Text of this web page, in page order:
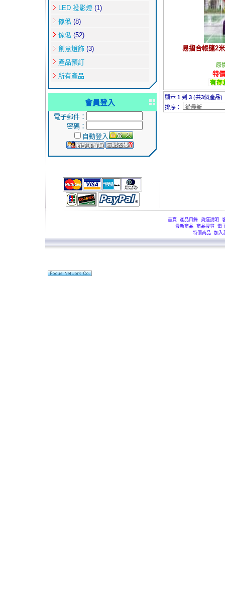
LED 投影燈 (1)
傢俬 (8)
傢俬 (52)
創意燈飾 (3)
產品預訂
所有產品
會員登入
電子郵件：
密碼：
自動登入
易摺合帳篷2
原
特
顯示 1 到 3 (共3個產品)
排序：
首頁 產品目錄 貨運說明
最新商品 商品搜尋 電
特價商品
加入